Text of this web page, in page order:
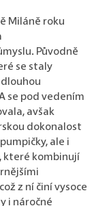
Miláně roku
Původně
se staly
se pod vedením
avšak
dokonalost
ale i
které kombinují
z ní činí vysoce
i náročné